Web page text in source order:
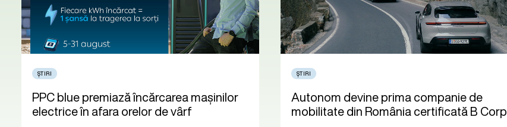
ȘTIRI
PPC blue premiază încărcarea mașinilor
electrice în afara orelor de vârf
ȘTIRI
Autonom devine prima companie de
mobilitate din România certificată B Corp